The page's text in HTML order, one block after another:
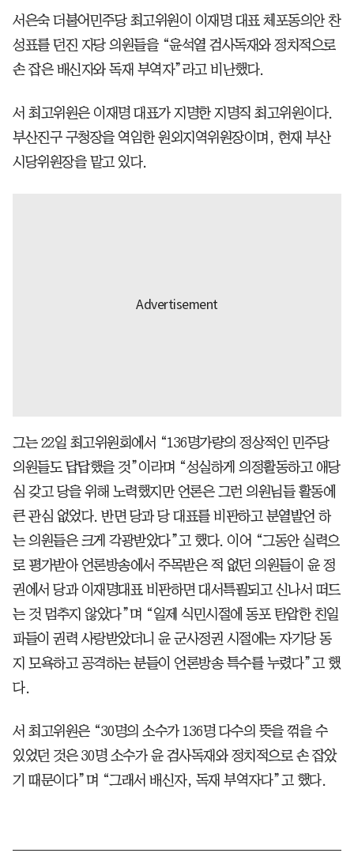
서은숙 더불어민주당 최고위원이 이재명 대표 체포동의안 찬
성표를 던진 자당 의원들을 “윤석열 검사독재와 정치적으로
손 잡은 배신자와 독재 부역자”라고 비난했다.
서 최고위원은 이재명 대표가 지명한 지명직 최고위원이다.
부산진구 구청장을 역임한 원외지역위원장이며, 현재 부산
시당위원장을 맡고 있다.
그는 22일 최고위원회에서 “136명가량의 정상적인 민주당
의원들도 답답했을 것”이라며 “성실하게 의정활동하고 애당
심 갖고 당을 위해 노력했지만 언론은 그런 의원님들 활동에
큰 관심 없었다. 반면 당과 당 대표를 비판하고 분열발언 하
는 의원들은 크게 각광받았다”고 했다. 이어 “그동안 실력으
로 평가받아 언론방송에서 주목받은 적 없던 의원들이 윤 정
권에서 당과 이재명대표 비판하면 대서특필되고 신나서 떠드
는 것 멈추지 않았다”며 “일제 식민시절에 동포 탄압한 친일
파들이 권력 사랑받았더니 윤 군사정권 시절에는 자기당 동
지 모욕하고 공격하는 분들이 언론방송 특수를 누렸다”고 했
다.
서 최고위원은 “30명의 소수가 136명 다수의 뜻을 꺾을 수
있었던 것은 30명 소수가 윤 검사독재와 정치적으로 손 잡았
기 때문이다”며 “그래서 배신자, 독재 부역자다”고 했다.